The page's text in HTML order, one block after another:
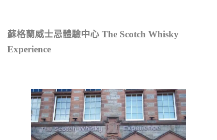
蘇格蘭威士忌體驗中心 The Scotch Whisky
Experience